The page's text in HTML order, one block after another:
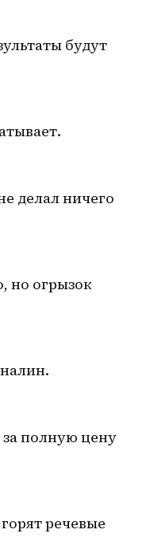
будут
делал ничего
но огрызок
полную цену
речевые